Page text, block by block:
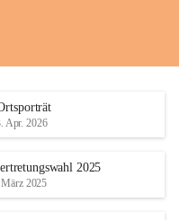
Apr. 2026
2025
2025